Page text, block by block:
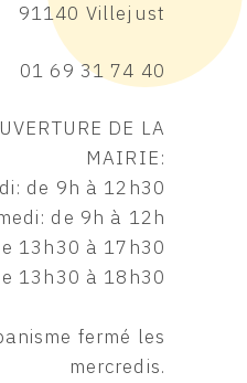
91140 Villejust
01 69 31 74 40
DE LA
MAIRIE:
de 9h à 12h30
de 9h à 12h
13h30 à 17h30
13h30 à 18h30
fermé les
mercredis.